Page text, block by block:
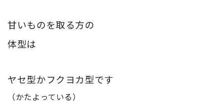
甘いものを取る方の
体型は
ヤセ型かフクヨカ型です
（かたよっている）